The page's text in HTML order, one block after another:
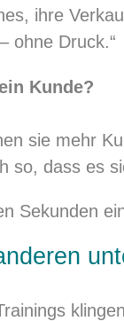
ihre
ohne Druck.“
Kunde?
sie mehr
so, dass es
Sekunden